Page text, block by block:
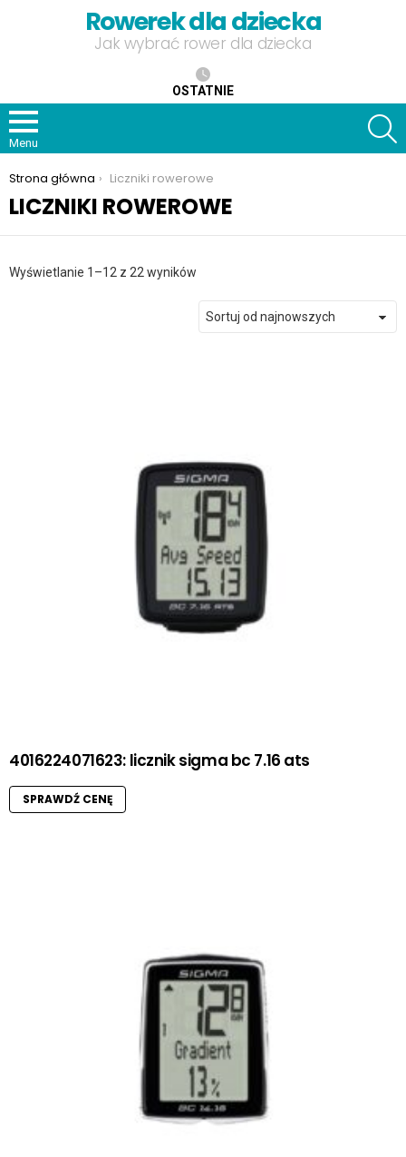
Rowerek dla dziecka
Jak wybrać rower dla dziecka
OSTATNIE
Menu
Jesteś tutaj:
Strona główna Liczniki rowerowe
LICZNIKI ROWEROWE
Wyświetlanie 1–12 z 22 wyników
4016224071623: licznik sigma bc 7.16 ats
SPRAWDŹ CENĘ